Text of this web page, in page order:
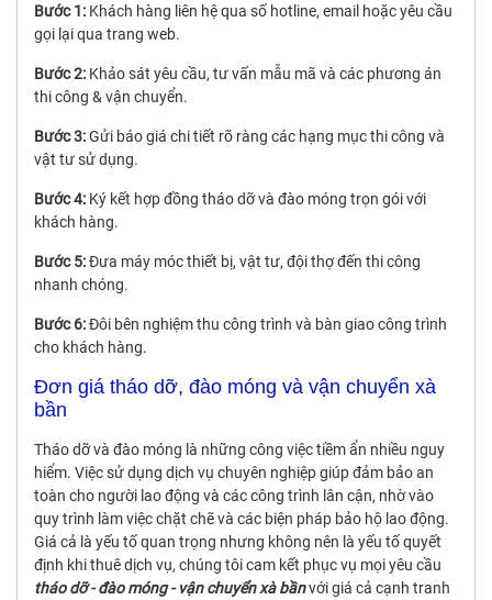
Bước 1: Khách hàng liên hệ qua số hotline, email hoặc yêu cầu
gọi lại qua trang web.
Bước 2: Khảo sát yêu cầu, tư vấn mẫu mã và các phương án
thi công & vận chuyển.
Bước 3:Gửi báo giá chi tiết rõ ràng các hạng mục thi công và
vật tư sử dụng.
Bước 4: Ký kết hợp đồng tháo dỡ và đào móng trọn gói với
khách hàng.
Bước 5:Đưa máy móc thiết bị, vật tư, đội thợ đến thi công
nhanh chóng.
Bước 6:Đôi bên nghiệm thu công trình và bàn giao công trình
cho khách hàng.
Đơn giá tháo dỡ, đào móng và vận chuyển xà
bần
Tháo dỡ và đào móng là những công việc tiềm ẩn nhiều nguy
hiểm. Việc sử dụng dịch vụ chuyên nghiệp giúp đảm bảo an
toàn cho người lao động và các công trình lân cận, nhờ vào
quy trình làm việc chặt chẽ và các biện pháp bảo hộ lao động.
Giá cả là yếu tố quan trọng nhưng không nên là yếu tố quyết
định khi thuê dịch vụ, chúng tôi cam kết phục vụ mọi yêu cầu
tháo dỡ - đào móng - vận chuyển xà bầnvới giá cả cạnh tranh